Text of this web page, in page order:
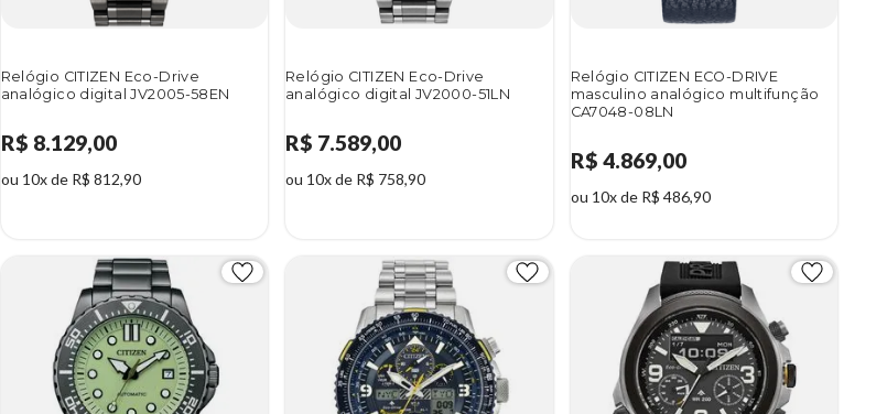
Relógio CITIZEN Eco-Drive
analógico digital JV2005-58EN
R$ 8.129,00
ou 10x de R$ 812,90
Relógio CITIZEN Eco-Drive
analógico digital JV2000-51LN
R$ 7.589,00
ou 10x de R$ 758,90
Relógio CITIZEN ECO-DRIVE
masculino analógico multifunção
CA7048-08LN
R$ 4.869,00
ou 10x de R$ 486,90